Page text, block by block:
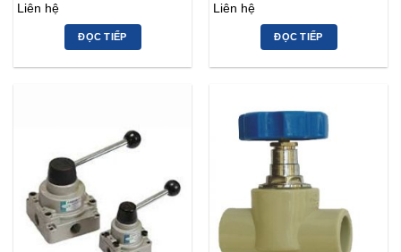
Liên hệ
ĐỌC TIẾP
Liên hệ
ĐỌC TIẾP